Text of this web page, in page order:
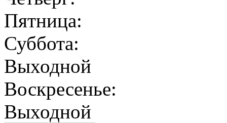
Пятница:
Суббота:
Выходной
Воскресенье:
Выходной